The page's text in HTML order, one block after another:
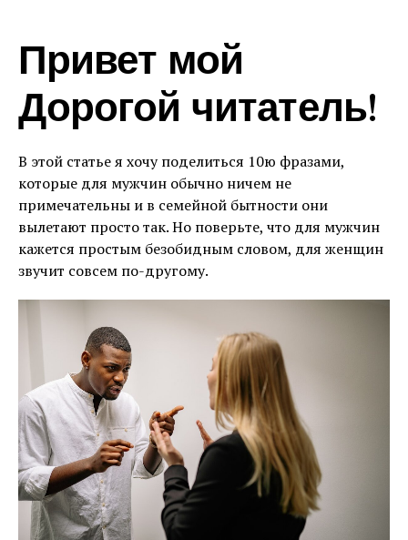
Привет мой
Дорогой читатель!
В этой статье я хочу поделиться 10ю фразами,
которые для мужчин обычно ничем не
примечательны и в семейной бытности они
вылетают просто так. Но поверьте, что для мужчин
кажется простым безобидным словом, для женщин
звучит совсем по-другому.